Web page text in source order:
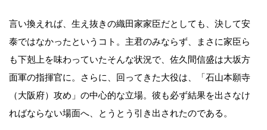
言い換えれば、生え抜きの織田家家臣だとしても、決して安
泰ではなかったというコト。主君のみならず、まさに家臣ら
も下剋上を味わっていたそんな状況で、佐久間信盛は大坂方
面軍の指揮官に。さらに、回ってきた大役は、「石山本願寺
（大阪府）攻め」の中心的な立場。彼も必ず結果を出さなけ
ればならない場面へ、とうとう引き出されたのである。